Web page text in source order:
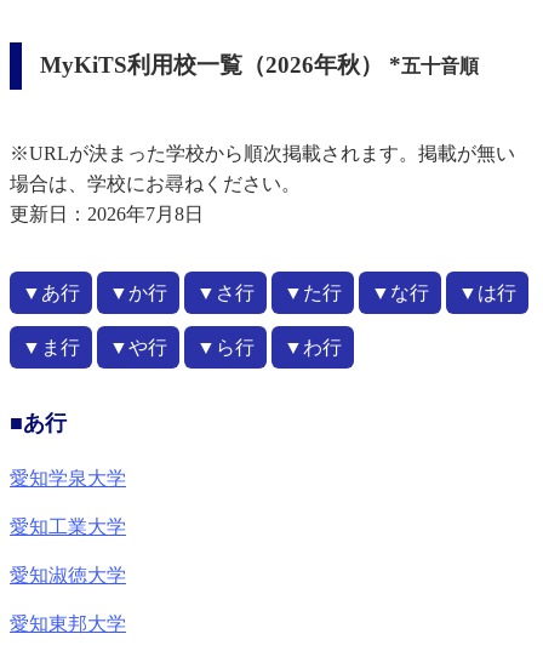
MyKiTS利用校一覧（2026年秋） *五十音順
※URLが決まった学校から順次掲載されます。掲載が無い
場合は、学校にお尋ねください。
更新日：2026年7月8日
▼あ行 ▼か行 ▼さ行 ▼た行 ▼な行 ▼は行
▼ま行 ▼や行 ▼ら行 ▼わ行
■あ行
愛知学泉大学
愛知工業大学
愛知淑徳大学
愛知東邦大学